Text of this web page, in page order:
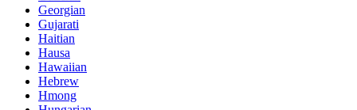
Georgian
Gujarati
Haitian
Hausa
Hawaiian
Hebrew
Hmong